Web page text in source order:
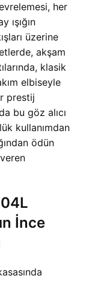
her
ışığın
üzerine
akşam
klasik
elbiseyle
prestij
bu göz alıcı
kullanımdan
ödün
İnce